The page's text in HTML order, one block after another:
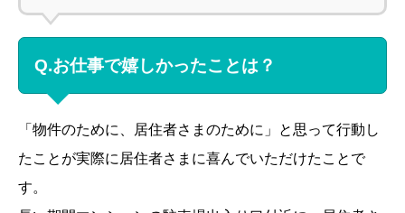
Q.お仕事で嬉しかったことは？
「物件のために、居住者さまのために」と思って行動し
たことが実際に居住者さまに喜んでいただけたことで
す。